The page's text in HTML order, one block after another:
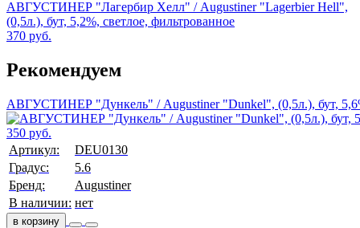
АВГУСТИНЕР "Лагербир Хелл" / Augustiner "Lagerbier Hell",
(0,5л.), бут, 5,2%, светлое, фильтрованное
370 руб.
Рекомендуем
АВГУСТИНЕР "Дункель" / Augustiner "Dunkel", (0,5л.), бут,
350 руб.
Артикул:
DEU0130
Градус:
5.6
Бренд:
Augustiner
В наличии: нет
в корзину